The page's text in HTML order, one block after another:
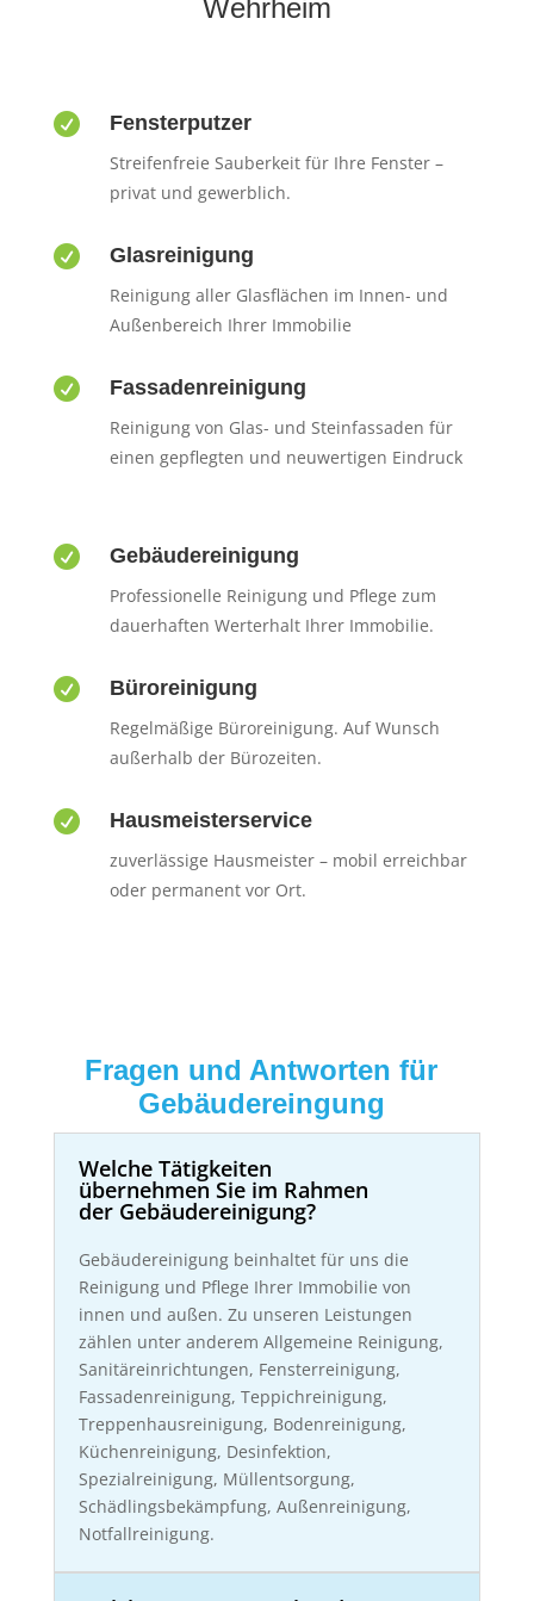
Wehrheim
 Fensterputzer
Streifenfreie Sauberkeit für Ihre Fenster –
privat und gewerblich.
 Glasreinigung
Reinigung aller Glasflächen im Innen- und
Außenbereich Ihrer Immobilie
 Fassadenreinigung
Reinigung von Glas- und Steinfassaden für
einen gepflegten und neuwertigen Eindruck
 Gebäudereinigung
Professionelle Reinigung und Pflege zum
dauerhaften Werterhalt Ihrer Immobilie.
 Büroreinigung
Regelmäßige Büroreinigung. Auf Wunsch
außerhalb der Bürozeiten.
 Hausmeisterservice
zuverlässige Hausmeister – mobil erreichbar
oder permanent vor Ort.
Fragen und Antworten für
Gebäudereingung
Welche Tätigkeiten
übernehmen Sie im Rahmen
der Gebäudereinigung?
Gebäudereinigung beinhaltet für uns die
Reinigung und Pflege Ihrer Immobilie von
innen und außen. Zu unseren Leistungen
zählen unter anderem Allgemeine Reinigung,
Sanitäreinrichtungen, Fensterreinigung,
Fassadenreinigung, Teppichreinigung,
Treppenhausreinigung, Bodenreinigung,
Küchenreinigung, Desinfektion,
Spezialreinigung, Müllentsorgung,
Schädlingsbekämpfung, Außenreinigung,
Notfallreinigung.